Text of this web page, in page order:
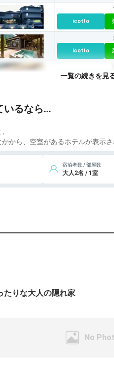
icotto
icotto
icotto
一覧の続きを見
いるなら…
から、空室があるホテルが表示
宿泊者数 / 部屋数
大人2名 / 1室
たりな大人の隠れ家